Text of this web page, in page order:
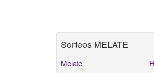
Sorteos MELATE
Melate